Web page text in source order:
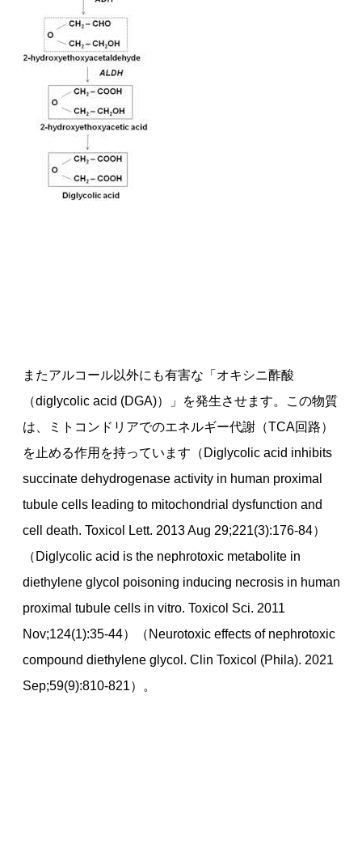
またアルコール以外にも有害な「オキシニ酢酸
（diglycolic acid (DGA)）」を発生させます。この物質
は、ミトコンドリアでのエネルギー代謝（TCA回路）
を止める作用を持っています（Diglycolic acid inhibits
succinate dehydrogenase activity in human proximal
tubule cells leading to mitochondrial dysfunction and
cell death. Toxicol Lett. 2013 Aug 29;221(3):176-84）
（Diglycolic acid is the nephrotoxic metabolite in
diethylene glycol poisoning inducing necrosis in human
proximal tubule cells in vitro. Toxicol Sci. 2011
Nov;124(1):35-44）（Neurotoxic effects of nephrotoxic
compound diethylene glycol. Clin Toxicol (Phila). 2021
Sep;59(9):810-821）。